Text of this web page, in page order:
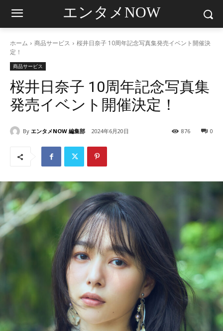
エンタメNOW
ホーム 商品サービス
桜井日奈子 10周年記念写真集発売イベント開催決
定！
商品サービス
桜井日奈子 10周年記念写真集
発売イベント開催決定！
By エンタメNOW 編集部 2024年6月20日 0
876